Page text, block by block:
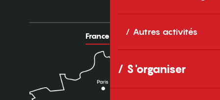
Autres activités
S'organiser
France Europe